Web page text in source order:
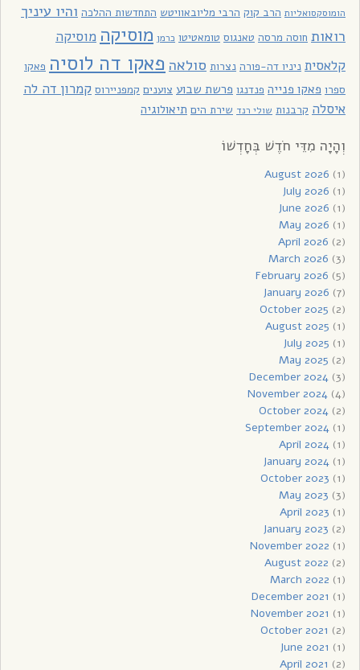
הומוסקסואליות הרב קוק הרבי מליובאוויטש התחדשות ההלכה והיו עיניך
רואות חוסה מרסה טאנגוס טומאטיטו כרמן מוסיקה מוסיקה
קלאסית ניניו דה-פורה נצרות סולאה פאקו דה לוסיה פאקו
ספרו פאקו פנייה פנדנגו פרשת שבוע צוענים קמפניירוס קמרון דה לה
איסלה קרבנות שולי רנד שירת הים תיאולוגיה
וְהָיָה מִדֵּי חֹדֶשׁ בְּחָדְשׁוֹ
August 2026 (1)
July 2026 (1)
June 2026 (1)
May 2026 (1)
April 2026 (2)
March 2026 (3)
February 2026 (5)
January 2026 (7)
October 2025 (2)
August 2025 (1)
July 2025 (1)
May 2025 (2)
December 2024(3)
November 2024(4)
October 2024(2)
September 2024(1)
April 2024(1)
January 2024(1)
October 2023 (1)
May 2023 (3)
April 2023 (1)
January 2023 (2)
November 2022 (1)
August 2022 (2)
March 2022 (1)
December 2021 (1)
November 2021 (1)
October 2021 (2)
June 2021 (1)
April 2021 (2)